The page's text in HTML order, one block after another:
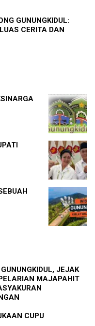
GUNUNGKIDUL:
CERITA DAN
JEJAK
MAJAPAHIT
CUPU